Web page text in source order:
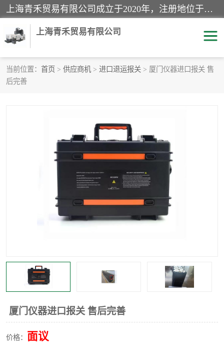
上海青禾贸易有限公司成立于2020年，注册地位于上海市宝山区。经营范围包括：机械设备、五金制品、劳防用品、电子产品、塑胶制品、家具、模具、纺织品、仪器仪表、建筑材料、装饰材料、化工产品、金属制品、机车配件等货物进出口报关、清关服务。
上海青禾贸易有限公司
当前位置： 首页 > 供应商机 > 进口退运报关 > 厦门仪器进口报关 售
后完善
厦门仪器进口报关 售后完善
价格： 面议
酒类饮料报关
进口杂货清关
家用电器报关 机床进口清关
国际灯具清关